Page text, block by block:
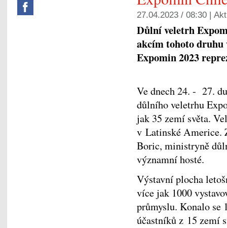
27.04.2023 / 08:30 |
Důlní veletrh
akcím tohoto
Expomin 2023
Ve dnech 24. - 27.
důlního veletrhu
jak 35 zemí světa.
v Latinské Americe.
Boric, ministryně
významní hosté.
Výstavní plocha
více jak 1000
průmyslu. Konalo se
účastníků z 15 zemí